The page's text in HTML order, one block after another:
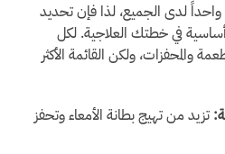
واحداً لدى الجميع، لذا فإن تحديد
في خطتك العلاجية. لكل
ولكن القائمة الأكثر
تزيد من تهيج بطانة الأمعاء وتحفز